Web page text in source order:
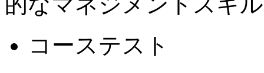
コーステスト